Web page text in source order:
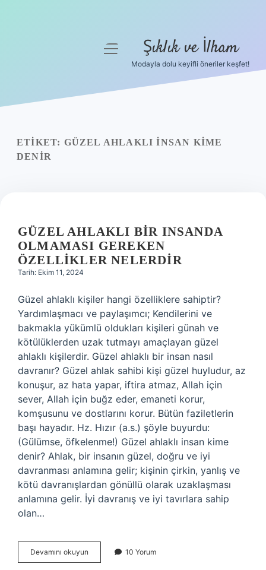
Yasal Uyarı
menüyü
Şıklık ve İlham
Modayla dolu keyifli öneriler keşfet!
ETIKET: GÜZEL AHLAKLI INSAN KIME
DENIR
GÜZEL AHLAKLI BIR INSANDA
OLMAMASI GEREKEN
ÖZELLIKLER NELERDIR
Tarih: Ekim 11, 2024
Güzel ahlaklı kişiler hangi özelliklere sahiptir?
Yardımlaşmacı ve paylaşımcı; Kendilerini ve
bakmakla yükümlü oldukları kişileri günah ve
kötülüklerden uzak tutmayı amaçlayan güzel
ahlaklı kişilerdir. Güzel ahlaklı bir insan nasıl
davranır? Güzel ahlak sahibi kişi güzel huyludur, az
konuşur, az hata yapar, iftira atmaz, Allah için
sever, Allah için buğz eder, emaneti korur,
komşusunu ve dostlarını korur. Bütün faziletlerin
başı hayadır. Hz. Hızır (a.s.) şöyle buyurdu:
(Gülümse, öfkelenme!) Güzel ahlaklı insan kime
denir? Ahlak, bir insanın güzel, doğru ve iyi
davranması anlamına gelir; kişinin çirkin, yanlış ve
kötü davranışlardan gönüllü olarak uzaklaşması
anlamına gelir. İyi davranış ve iyi tavırlara sahip
olan…
Devamını okuyun
Ahlaklı
10 Yorum